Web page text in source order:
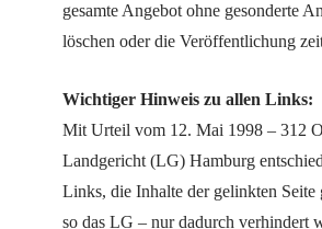
gesamte Angebot ohne gesonderte
löschen oder die Veröffentlichung
Wichtiger Hinweis zu allen Links:
Mit Urteil vom 12. Mai 1998 – 312
Landgericht (LG) Hamburg
Links, die Inhalte der gelinkten
so das LG – nur dadurch verhindert